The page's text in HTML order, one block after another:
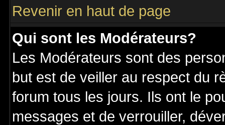
Revenir en haut de page
Qui sont les Modérateurs?
Les Modérateurs sont des
but est de veiller au respect du
forum tous les jours. Ils ont le
messages et de verrouiller,